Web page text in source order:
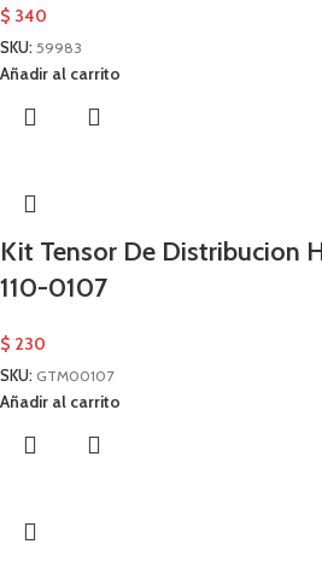
$ 340
SKU: 59983
Añadir al carrito
Kit Tensor De Distribucion
110-0107
$ 230
SKU: GTM00107
Añadir al carrito